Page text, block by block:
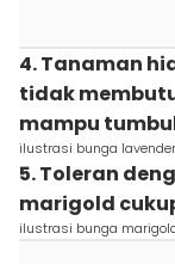
4. Tanaman
tidak
mampu
ilustrasi bunga
5. Toleran
marigold
ilustrasi bunga